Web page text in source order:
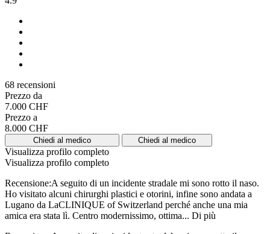
68 recensioni
Prezzo da
7.000 CHF
Prezzo a
8.000 CHF
Chiedi al medico Chiedi al medico
Visualizza profilo completo
Visualizza profilo completo
Recensione:A seguito di un incidente stradale mi sono rotto il naso.
Ho visitato alcuni chirurghi plastici e otorini, infine sono andata a
Lugano da LaCLINIQUE of Switzerland perché anche una mia
amica era stata lì. Centro modernissimo, ottima... Di più